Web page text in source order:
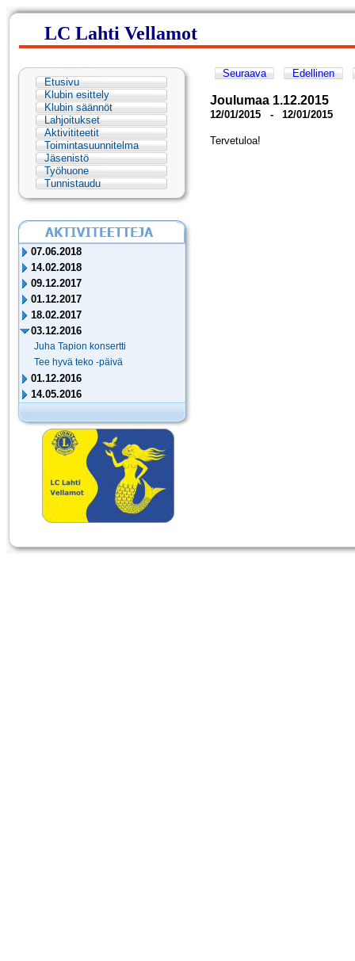
LC Lahti Vellamot
Etusivu
Klubin esittely
Klubin säännöt
Lahjoitukset
Aktivititeetit
Toimintasuunnitelma
Jäsenistö
Työhuone
Tunnistaudu
07.06.2018
14.02.2018
09.12.2017
01.12.2017
18.02.2017
03.12.2016
Juha Tapion konsertti
Tee hyvä teko -päivä
01.12.2016
14.05.2016
Seuraava Edellinen
Joulumaa 1.12.2015
12/01/2015 - 12/01/2015
Tervetuloa!